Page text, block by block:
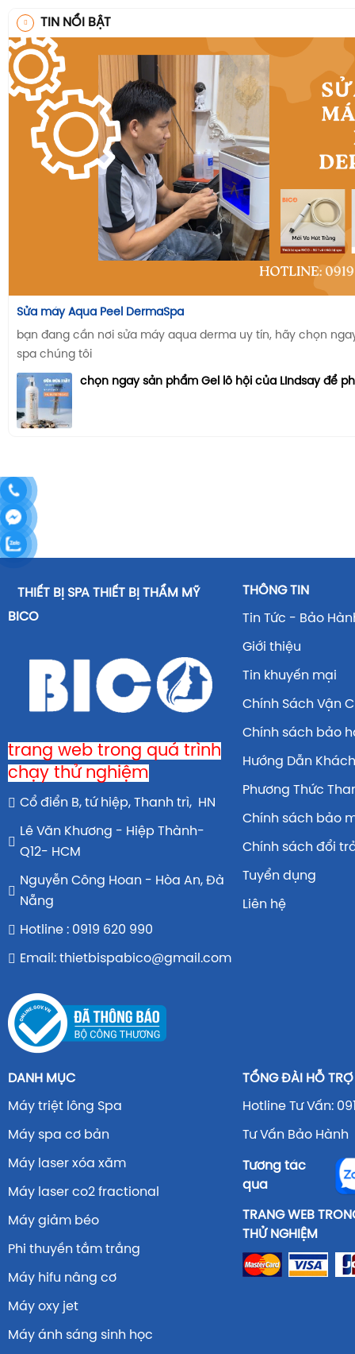
TIN NỔI BẬT
Sửa máy Aqua Peel DermaSpa
bạn đang cần nơi sửa máy aqua derma uy tín, hãy chọn
spa chúng tôi
chọn ngay sản phẩm Gel lô hội của LIndsay để
THIẾT BỊ SPA THIẾT BỊ THẨM MỸ
BICO
trang web trong quá trình
chạy thử nghiệm
Cổ điển B, tứ hiệp, Thanh trì, HN
Lê Văn Khương - Hiệp Thành-
Q12- HCM
Nguyễn Công Hoan - Hòa An, Đà
Nẵng
Hotline : 0919 620 990
Email: thietbispabico@gmail.com
THÔNG TIN
Tin Tức - Bảo
Giới thiệu
Tin khuyến mại
Chính Sách Vận
Chính sách bảo
Hướng Dẫn
Phương Thức
Chính sách bảo
Chính sách đổi
Tuyển dụng
Liên hệ
DANH MỤC
Máy triệt lông Spa
Máy spa cơ bản
Máy laser xóa xăm
Máy laser co2 fractional
Máy giảm béo
Phi thuyền tắm trắng
Máy hifu nâng cơ
Máy oxy jet
Máy ánh sáng sinh học
TỔNG ĐÀI HỖ TRỢ
Hotline Tư Vấn:
Tư Vấn Bảo Hành
Tương tác
qua
TRANG WEB
THỬ NGHIỆM